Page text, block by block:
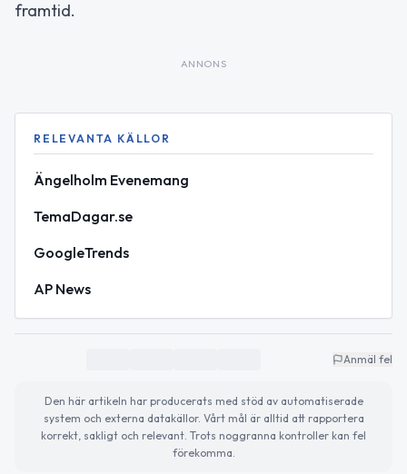
framtid.
ANNONS
RELEVANTA KÄLLOR
Ängelholm Evenemang
TemaDagar.se
GoogleTrends
AP News
Anmäl fel
Den här artikeln har producerats med stöd av automatiserade
system och externa datakällor. Vårt mål är alltid att rapportera
korrekt, sakligt och relevant. Trots noggranna kontroller kan fel
förekomma.